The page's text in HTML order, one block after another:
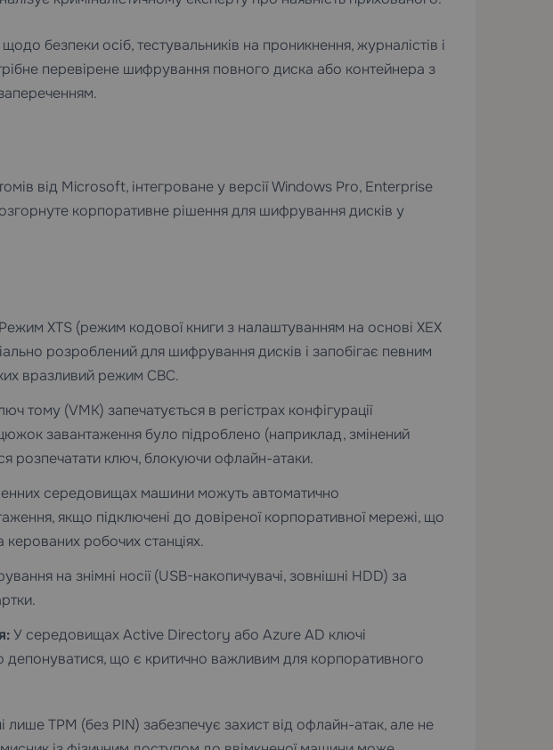
безпеки осіб, тестувальників на проникнення, журналістів і
перевірене шифрування повного диска або контейнера з
від Microsoft, інтегроване у версії Windows Pro, Enterprise
корпоративне рішення для шифрування дисків у
XTS (режим кодової книги з налаштуванням на основі XEX
розроблений для шифрування дисків і запобігає певним
вразливий режим CBC.
тому (VMK) запечатується в регістрах конфігурації
завантаження було підроблено (наприклад, змінений
розпечатати ключ, блокуючи офлайн-атаки.
середовищах машини можуть автоматично
якщо підключені до довіреної корпоративної мережі, що
керованих робочих станціях.
на знімні носії (USB-накопичувачі, зовнішні HDD) за
У середовищах Active Directory або Azure AD ключі
депонуватися, що є критично важливим для корпоративного
TPM (без PIN) забезпечує захист від офлайн-атак, але не